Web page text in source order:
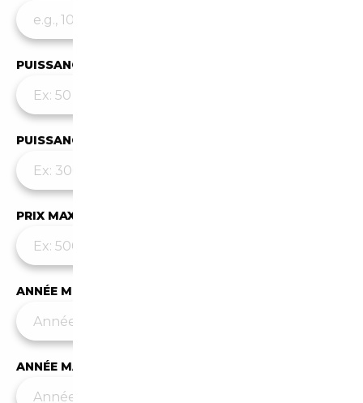
PUISSANCE MIN
PUISSANCE MAX
PRIX MAX (€)
ANNÉE MIN
ANNÉE MAX